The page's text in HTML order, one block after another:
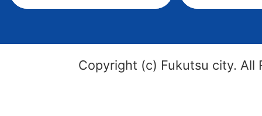
Copyright (c) Fukutsu city. All